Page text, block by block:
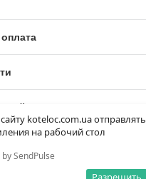
koteloc.com.ua отправлять
на рабочий стол
SendPulse
сайту
на маркетплейсі